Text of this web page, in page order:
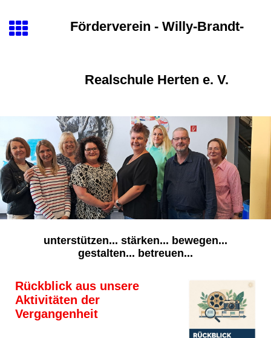
Förderverein - Willy-Brandt-
Realschule Herten e. V.
unterstützen... stärken... bewegen...
gestalten... betreuen...
Rückblick aus unsere
Aktivitäten der
Vergangenheit